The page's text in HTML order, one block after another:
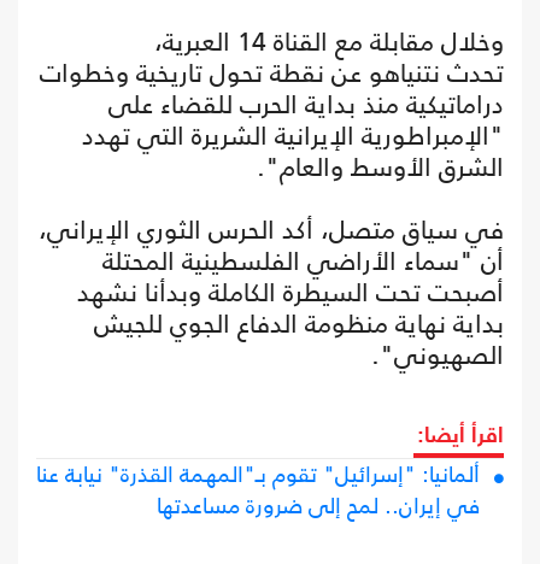
وخلال مقابلة مع القناة 14 العبرية،
تحدث نتنياهو عن نقطة تحول تاريخية وخطوات
دراماتيكية منذ بداية الحرب للقضاء على
"الإمبراطورية الإيرانية الشريرة التي تهدد
الشرق الأوسط والعام".
في سياق متصل، أكد الحرس الثوري الإيراني،
أن "سماء الأراضي الفلسطينية المحتلة
أصبحت تحت السيطرة الكاملة وبدأنا نشهد
بداية نهاية منظومة الدفاع الجوي للجيش
الصهيوني".
اقرأ أيضا:
ألمانيا: "إسرائيل" تقوم بـ"المهمة القذرة" نيابة عنا
في إيران.. لمح إلى ضرورة مساعدتها